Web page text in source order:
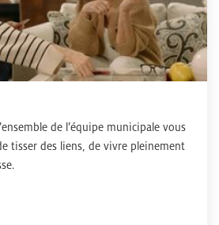
de l’équipe municipale vous
tisser des liens, de vivre pleinement